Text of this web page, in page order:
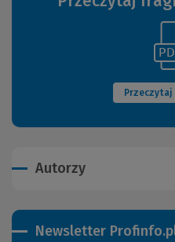
Autorzy
Newsletter